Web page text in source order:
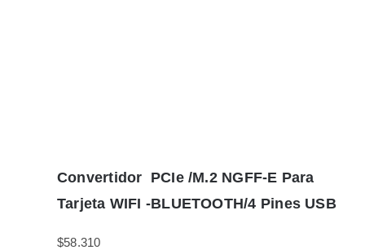
Convertidor PCIe /M.2 NGFF-E Para
Tarjeta WIFI -BLUETOOTH/4 Pines USB
$58.310